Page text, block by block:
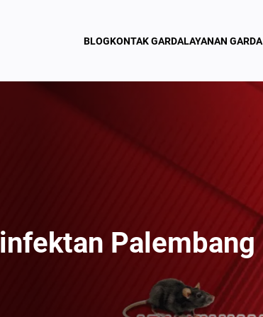
BLOGKONTAK GARDALAYANAN GARDA
Palembang